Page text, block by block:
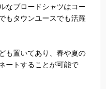
なブロードシャツはコー
もタウンユースでも活躍
も置いてあり、春や夏の
ートすることが可能で